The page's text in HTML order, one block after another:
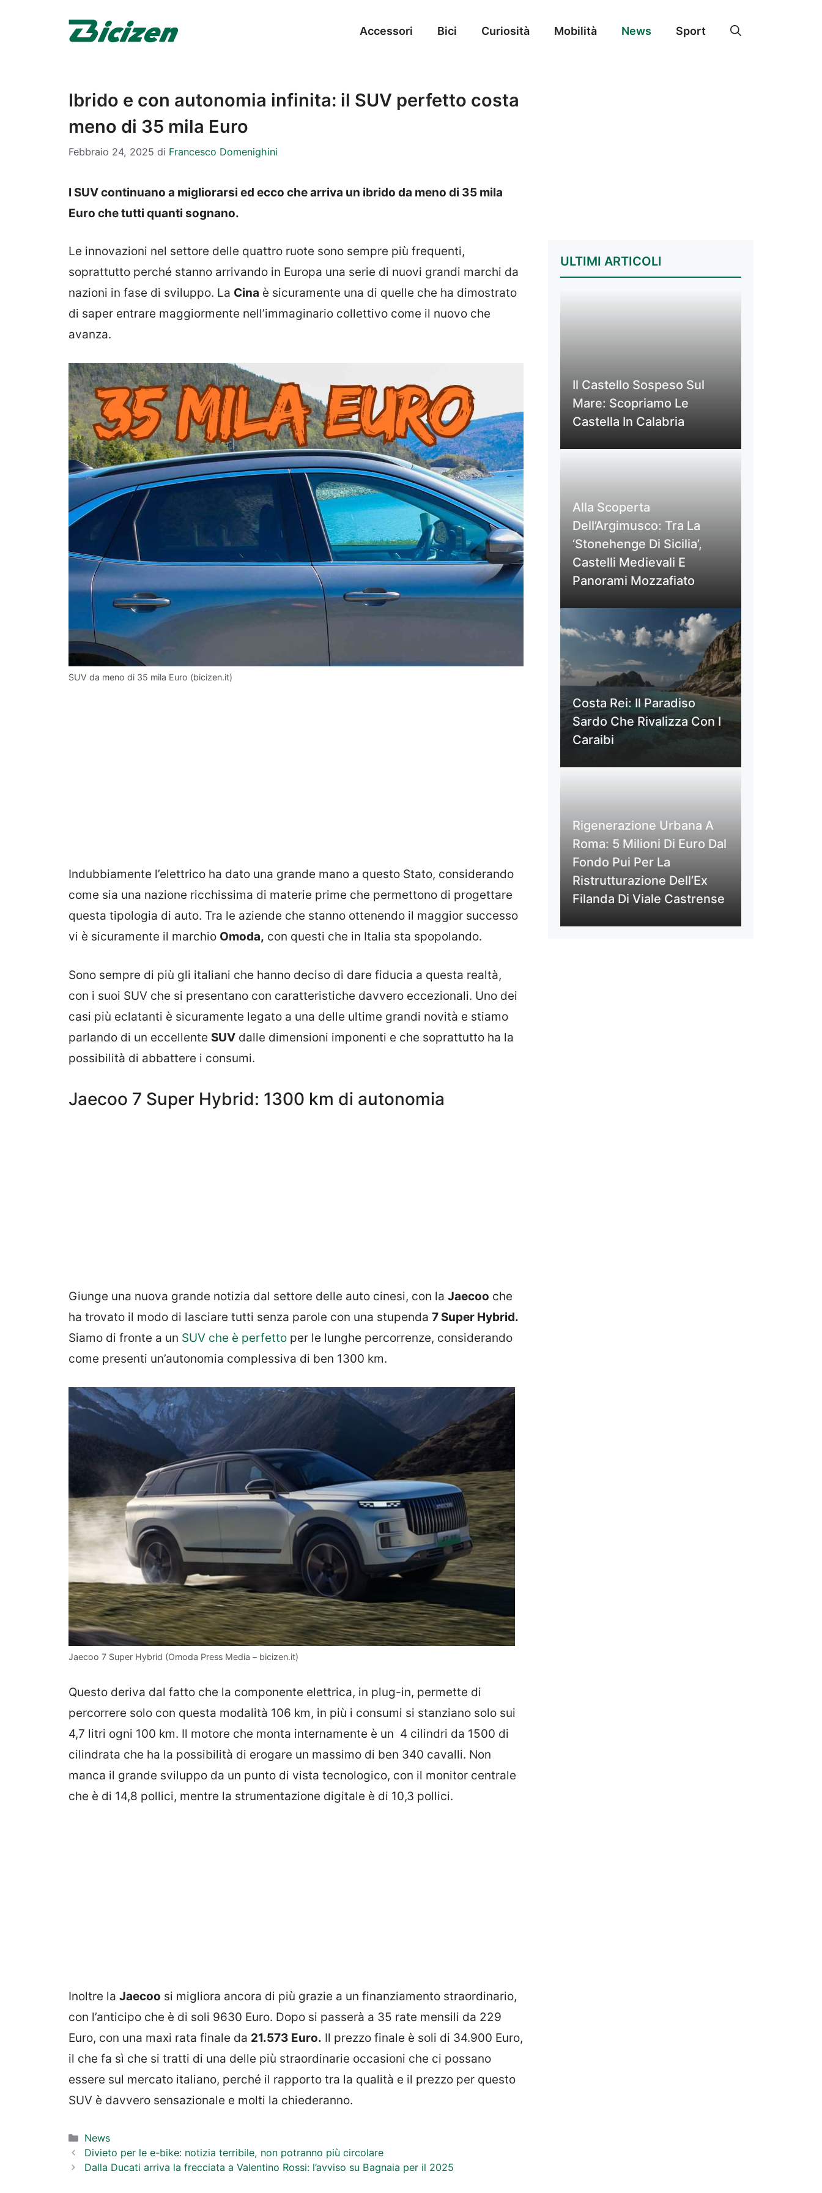
Accessori Bici Curiosità Mobilità News Sport
Ibrido e con autonomia infinita: il SUV perfetto costa
meno di 35 mila Euro
Febbraio 24, 2025 di Francesco Domenighini
I SUV continuano a migliorarsi ed ecco che arriva un ibrido da meno di 35 mila
Euro che tutti quanti sognano.
Le innovazioni nel settore delle quattro ruote sono sempre più frequenti,
soprattutto perché stanno arrivando in Europa una serie di nuovi grandi marchi da
nazioni in fase di sviluppo. La Cina è sicuramente una di quelle che ha dimostrato
di saper entrare maggiormente nell’immaginario collettivo come il nuovo che
avanza.
SUV da meno di 35 mila Euro (bicizen.it)
Indubbiamente l’elettrico ha dato una grande mano a questo Stato, considerando
come sia una nazione ricchissima di materie prime che permettono di progettare
questa tipologia di auto. Tra le aziende che stanno ottenendo il maggior successo
vi è sicuramente il marchio Omoda, con questi che in Italia sta spopolando.
Sono sempre di più gli italiani che hanno deciso di dare fiducia a questa realtà,
con i suoi SUV che si presentano con caratteristiche davvero eccezionali. Uno dei
casi più eclatanti è sicuramente legato a una delle ultime grandi novità e stiamo
parlando di un eccellente SUV dalle dimensioni imponenti e che soprattutto ha la
possibilità di abbattere i consumi.
Jaecoo 7 Super Hybrid: 1300 km di autonomia
Giunge una nuova grande notizia dal settore delle auto cinesi, con la Jaecoo che
ha trovato il modo di lasciare tutti senza parole con una stupenda 7 Super Hybrid.
Siamo di fronte a un SUV che è perfetto per le lunghe percorrenze, considerando
come presenti un’autonomia complessiva di ben 1300 km.
Jaecoo 7 Super Hybrid (Omoda Press Media – bicizen.it)
Questo deriva dal fatto che la componente elettrica, in plug-in, permette di
percorrere solo con questa modalità 106 km, in più i consumi si stanziano solo sui
4,7 litri ogni 100 km. Il motore che monta internamente è un 4 cilindri da 1500 di
cilindrata che ha la possibilità di erogare un massimo di ben 340 cavalli. Non
manca il grande sviluppo da un punto di vista tecnologico, con il monitor centrale
che è di 14,8 pollici, mentre la strumentazione digitale è di 10,3 pollici.
Inoltre la Jaecoo si migliora ancora di più grazie a un finanziamento straordinario,
con l’anticipo che è di soli 9630 Euro. Dopo si passerà a 35 rate mensili da 229
Euro, con una maxi rata finale da 21.573 Euro. Il prezzo finale è soli di 34.900 Euro,
il che fa sì che si tratti di una delle più straordinarie occasioni che ci possano
essere sul mercato italiano, perché il rapporto tra la qualità e il prezzo per questo
SUV è davvero sensazionale e molti la chiederanno.
Categorie
News
Divieto per le e-bike: notizia terribile, non potranno più circolare
Dalla Ducati arriva la frecciata a Valentino Rossi: l’avviso su Bagnaia per il 2025
ULTIMI ARTICOLI
Il Castello Sospeso Sul
Mare: Scopriamo Le
Castella In Calabria
Alla Scoperta
Dell’Argimusco: Tra La
‘Stonehenge Di Sicilia’,
Castelli Medievali E
Panorami Mozzafiato
Costa Rei: Il Paradiso
Sardo Che Rivalizza Con I
Caraibi
Rigenerazione Urbana A
Roma: 5 Milioni Di Euro Dal
Fondo Pui Per La
Ristrutturazione Dell’Ex
Filanda Di Viale Castrense